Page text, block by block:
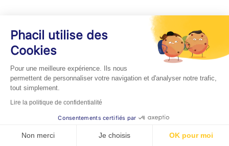
Phacil utilise des
Cookies
Pour une meilleure expérience. Ils nous
permettent de personnaliser votre navigation et d'analyser notre trafic,
tout simplement.
Lire la politique de confidentialité
Consentements certifiés par
Non merci Je choisis OK pour moi